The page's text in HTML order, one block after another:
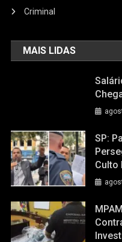
Criminal
MAIS LIDAS
SP:
Culto